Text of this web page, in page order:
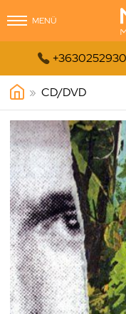
MENÜ

» CD/DVD